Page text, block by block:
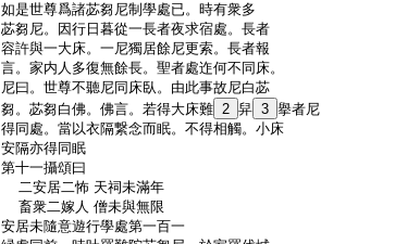
如是世尊爲諸苾芻尼制學處已。時有衆多
苾芻尼。因行日暮從一長者夜求宿處。長者
容許與一大床。一尼獨居餘尼更索。長者報
言。家内人多復無餘長。聖者處迮何不同床。
尼曰。世尊不聽尼同床臥。由此事故尼白苾
芻。苾芻白佛。佛言。若得大床難 2 舁 3 擧者尼
得同處。當以衣隔繋念而眠。不得相觸。小床
安隔亦得同眠
第十一攝頌曰
二安居二怖 天祠未滿年
畜衆二嫁人 僧未與無限
安居未隨意遊行學處第一百一